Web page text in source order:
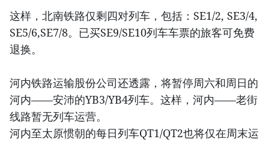
这样，北南铁路仅剩四对列车，包括：SE1/2, SE3/4,
SE5/6,SE7/8。已买SE9/SE10列车车票的旅客可免费
退换。
河内铁路运输股份公司还透露，将暂停周六和周日的
河内——安沛的YB3/YB4列车。这样，河内——老街
线路暂无列车运营。
河内至太原惯朝的每日列车QT1/QT2也将仅在周末运